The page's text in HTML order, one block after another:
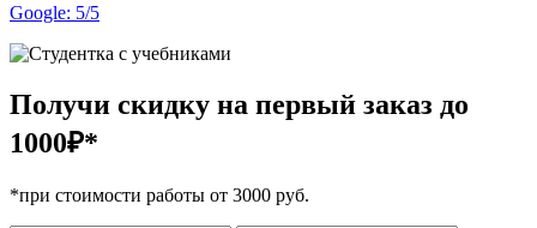
Google: 5/5
Получи скидку на первый заказ до
1000₽*
*при стоимости работы от 3000 руб.